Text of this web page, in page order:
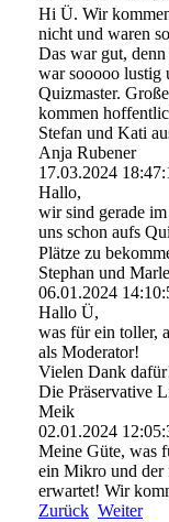
Hi Ü. Wir
nicht und waren
Das war gut,
war sooooo lustig
Quizmaster.
kommen
Stefan und Kati
Anja Rubener
17.03.2024
Hallo,
wir sind gerade
uns schon aufs
Plätze zu
Stephan und
06.01.2024
Hallo Ü,
was für ein toller,
als Moderator!
Vielen Dank
Die Präservative
Meik
02.01.2024
Meine Güte, was
ein Mikro und der
erwartet! Wir
Zurück Weiter